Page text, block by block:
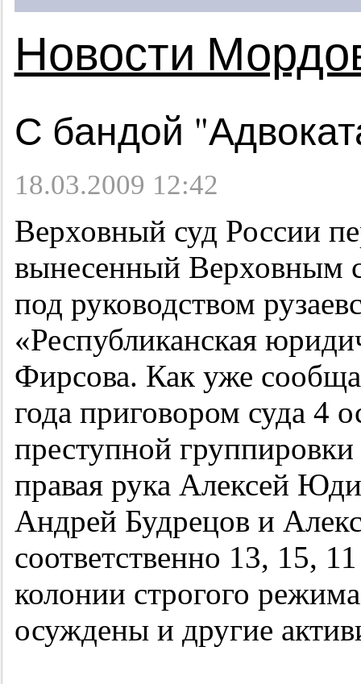
Новости
С бандой
18.03.2009 12:42
Верховный суд России
вынесенный Верховным
под руководством
«Республиканская
Фирсова. Как уже
года приговором суда 4
преступной
правая рука Алексей
Андрей Будрецов и
соответственно 13, 15,
колонии строгого
осуждены и другие